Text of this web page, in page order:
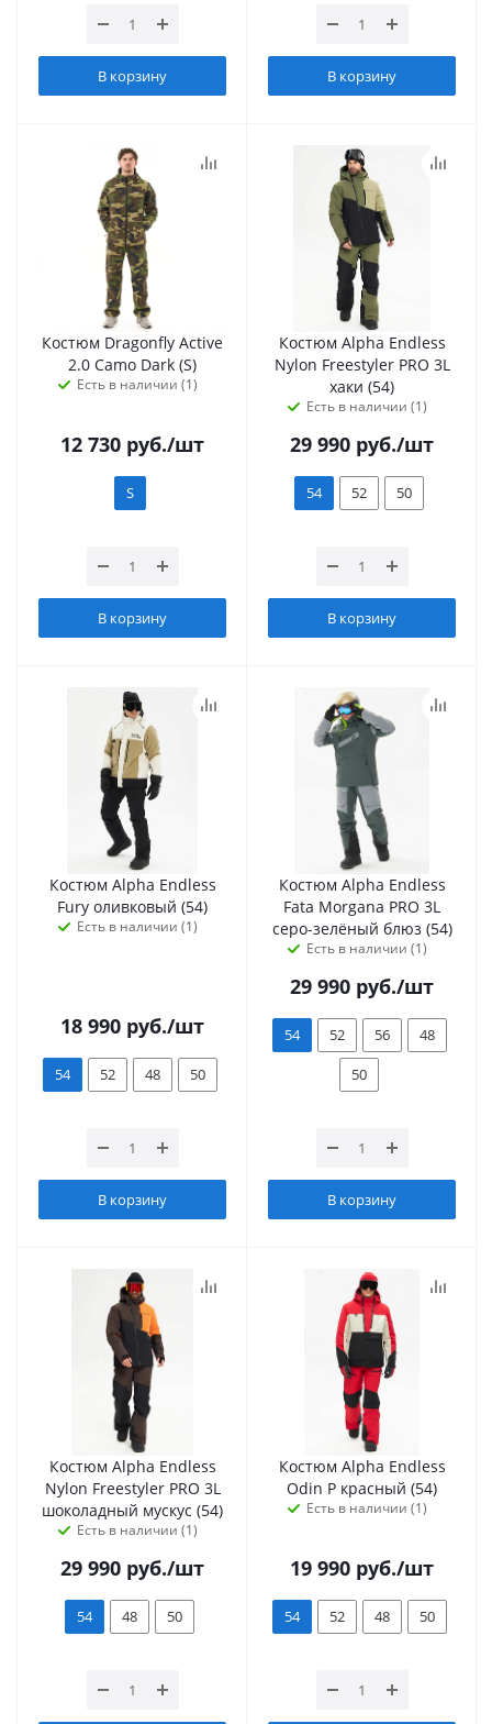
В корзину В корзину
Костюм Dragonfly Active
2.0 Camo Dark (S)
Есть в наличии (1)
12 730 руб./шт
S
В корзину
Костюм Alpha Endless
Nylon Freestyler PRO 3L
хаки (54)
Есть в наличии (1)
29 990 руб./шт
54 52 50
В корзину
Костюм Alpha Endless
Fury оливковый (54)
Есть в наличии (1)
18 990 руб./шт
54 52 48 50
В корзину
Костюм Alpha Endless
Fata Morgana PRO 3L
серо-зелёный блюз (54)
Есть в наличии (1)
29 990 руб./шт
54 52 56
48
50
В корзину
Костюм Alpha Endless
Nylon Freestyler PRO 3L
шоколадный мускус (54)
Есть в наличии (1)
29 990 руб./шт
54 48 50
Костюм Alpha Endless
Odin P красный (54)
Есть в наличии (1)
19 990 руб./шт
54 52 48 50